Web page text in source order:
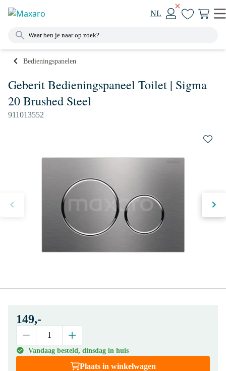
NL
Bedieningspanelen
Geberit Bedieningspaneel Toilet | Sigma
20 Brushed Steel
911013552
149,-
Vandaag besteld, dinsdag in huis
Plaats in winkelwagen